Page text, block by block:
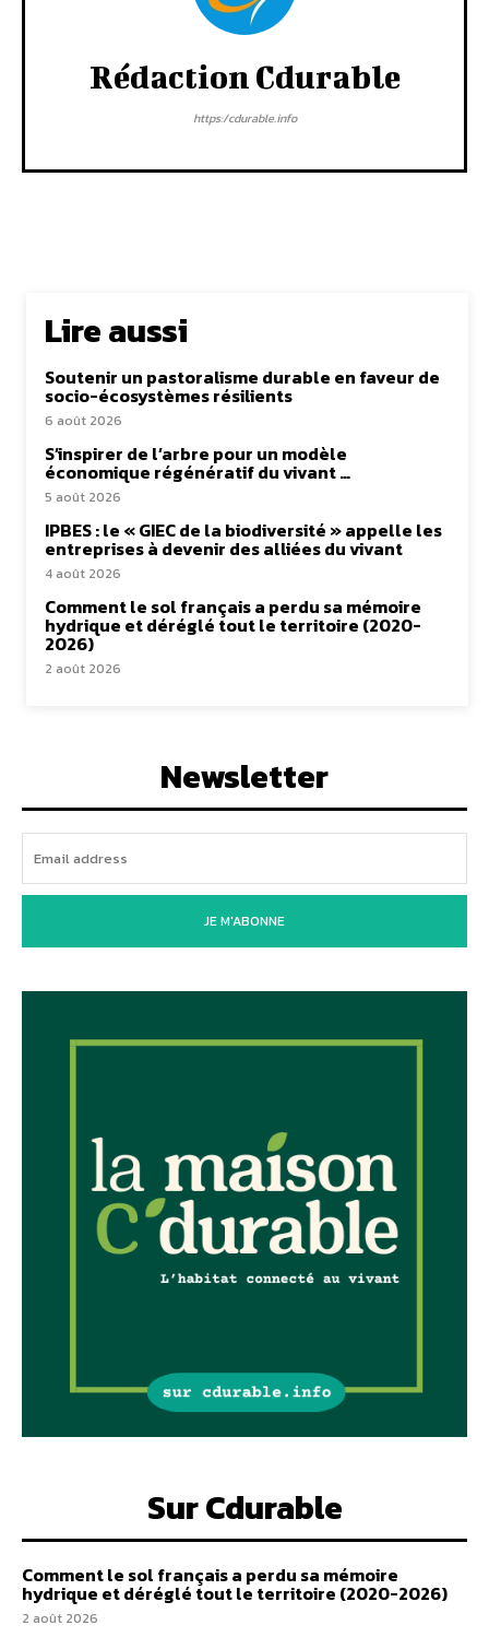
Rédaction Cdurable
https:/cdurable.info
Lire aussi
Soutenir un pastoralisme durable en faveur de
socio-écosystèmes résilients
6 août 2026
S’inspirer de l’arbre pour un modèle
économique régénératif du vivant …
5 août 2026
IPBES : le « GIEC de la biodiversité » appelle les
entreprises à devenir des alliées du vivant
4 août 2026
Comment le sol français a perdu sa mémoire
hydrique et déréglé tout le territoire (2020-
2026)
2 août 2026
Newsletter
JE M'ABONNE
Sur Cdurable
Comment le sol français a perdu sa mémoire
hydrique et déréglé tout le territoire (2020-2026)
2 août 2026